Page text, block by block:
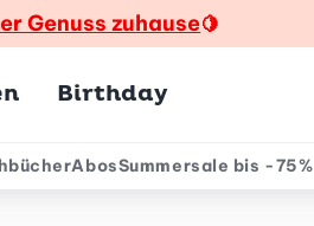
Genuss zuhause🍋
Birthday
AbosSummersale bis -75%